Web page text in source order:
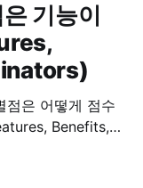
기능이
점은 어떻게 점수
한 단계 앞의 문